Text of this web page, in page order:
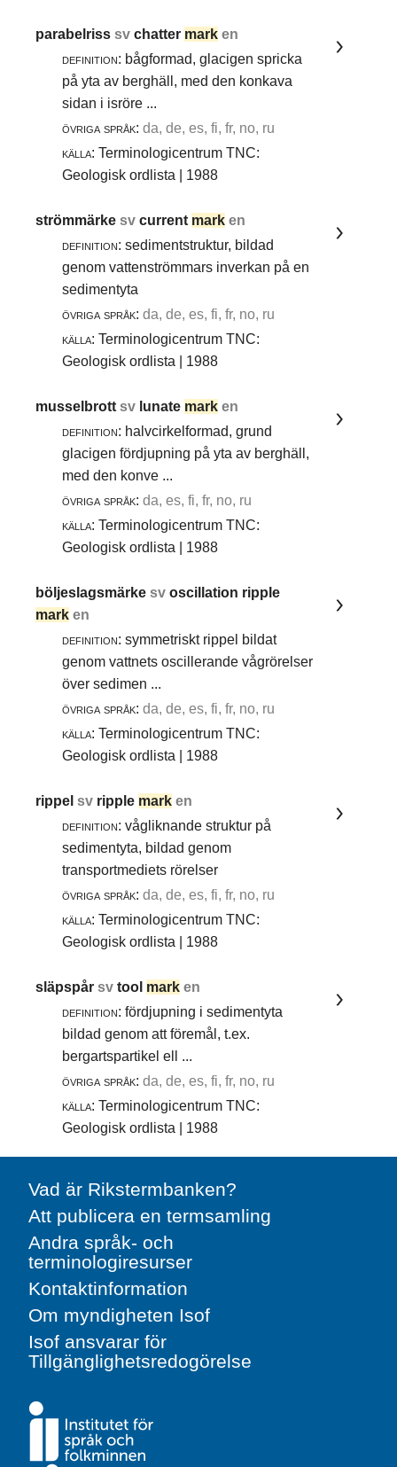
parabelrisssvchatter mark en
definition: bågformad, glacigen spricka
på yta av berghäll, med den konkava
sidan i isröre ...
övriga språk: da, de, es, fi, fr, no, ru
källa: Terminologicentrum TNC:
Geologisk ordlista | 1988
strömmärkesvcurrent mark en
definition: sedimentstruktur, bildad
genom vattenströmmars inverkan på en
sedimentyta
övriga språk: da, de, es, fi, fr, no, ru
källa: Terminologicentrum TNC:
Geologisk ordlista | 1988
musselbrottsv lunate mark en
definition: halvcirkelformad, grund
glacigen fördjupning på yta av berghäll,
med den konve ...
övriga språk: da, es, fi, fr, no, ru
källa: Terminologicentrum TNC:
Geologisk ordlista | 1988
böljeslagsmärkesvoscillation ripple
mark en
definition: symmetriskt rippel bildat
genom vattnets oscillerande vågrörelser
över sedimen ...
övriga språk: da, de, es, fi, fr, no, ru
källa: Terminologicentrum TNC:
Geologisk ordlista | 1988
rippelsv ripple mark en
definition: vågliknande struktur på
sedimentyta, bildad genom
transportmediets rörelser
övriga språk: da, de, es, fi, fr, no, ru
källa: Terminologicentrum TNC:
Geologisk ordlista | 1988
släpspårsvtool mark en
definition: fördjupning i sedimentyta
bildad genom att föremål, t.ex.
bergartspartikel ell ...
övriga språk: da, de, es, fi, fr, no, ru
källa: Terminologicentrum TNC:
Geologisk ordlista | 1988
Vad är Rikstermbanken?
Att publicera en termsamling
Andra språk- och
terminologiresurser
Kontaktinformation
Om myndigheten Isof
Isof ansvarar för
Tillgänglighetsredogörelse